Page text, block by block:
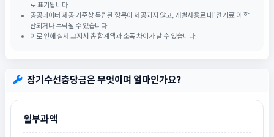
로 표기됩니다.
공공데이터 제공 기준상 독립된 항목이 제공되지 않고, 개별사용료 내 '전기료'에 합
산되거나 누락될 수 있습니다.
이로 인해 실제 고지서 총 합계액과 소폭 차이가 날 수 있습니다.
장기수선충당금은 무엇이며 얼마인가요?
월부과액